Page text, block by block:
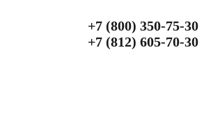
+7 (800) 350‑75‑30
+7 (812) 605‑70‑30